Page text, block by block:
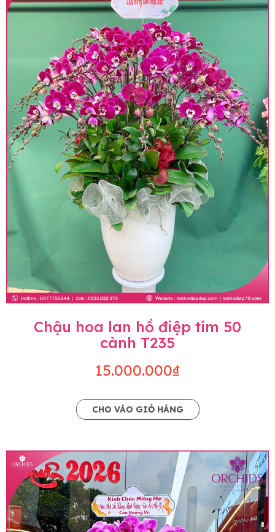
Chậu hoa lan hồ điệp tím 50
cành T235
15.000.000₫
CHO VÀO GIỎ HÀNG